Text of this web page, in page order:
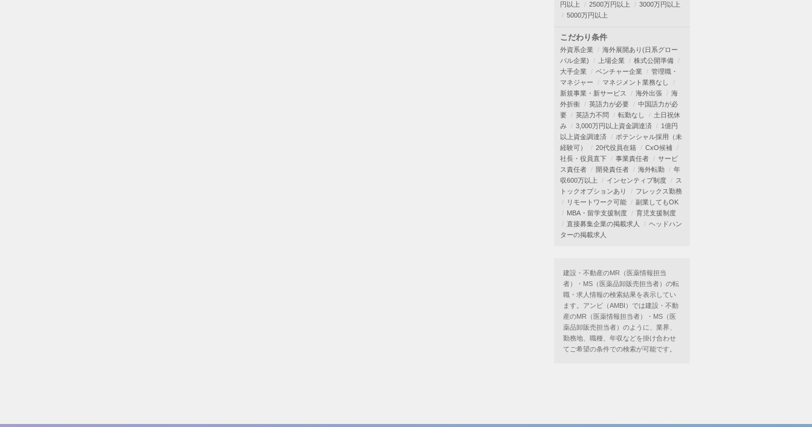
円以上
2500万円以上
3000万円以上
5000万円以上
こだわり条件
外資系企業
海外展開あり(日系グロー
バル企業)
上場企業
株式公開準備
大手企業
ベンチャー企業
管理職・
マネジャー
マネジメント業務なし
新規事業・新サービス
海外出張
海
外折衝
英語力が必要
中国語力が必
要
英語力不問 転勤なし
土日祝休
み
3,000万円以上資金調達済
1億円
以上資金調達済
ポテンシャル採用（未
経験可）
20代役員在籍
CxO候補
社長・役員直下
事業責任者
サービ
ス責任者
開発責任者 海外転勤
年
収600万以上
インセンティブ制度
ス
トックオプションあり
フレックス勤務
リモートワーク可能
副業してもOK
MBA・留学支援制度
育児支援制度
直接募集企業の掲載求人
ヘッドハン
ターの掲載求人
建設・不動産のMR（医薬情報担当
者）・MS（医薬品卸販売担当者）の転
職・求人情報の検索結果を表示してい
ます。アンビ（AMBI）では建設・不動
産のMR（医薬情報担当者）・MS（医
薬品卸販売担当者）のように、業界、
勤務地、職種、年収などを掛け合わせ
てご希望の条件での検索が可能です。